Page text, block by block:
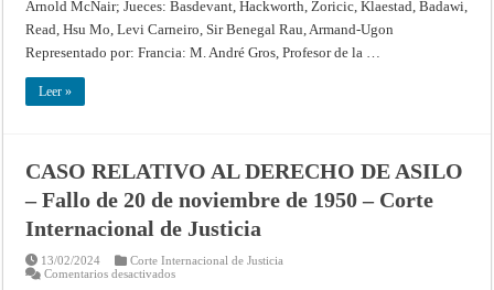
DE
LOS
NACIONALES
DE
LOS
Fallo
de
de
agosto
de
–
Corte
Arnold McNair; Jueces: Basdevant, Hackworth, Zoricic, Klaestad, Badawi,
Read, Hsu Mo, Levi Carneiro, Sir Benegal Rau, Armand-Ugon
Representado por: Francia: M. André Gros, Profesor de la …
Leer »
CASO RELATIVO AL DERECHO DE ASILO
– Fallo de 20 de noviembre de 1950 – Corte
Internacional de Justicia
13/02/2024
Corte Internacional de Justicia
Comentarios desactivadosen